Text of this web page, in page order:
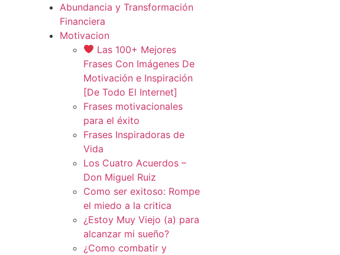
Abundancia y Transformación
Financiera
Motivacion
Las 100+ Mejores
Frases Con Imágenes De
Motivación e Inspiración
[De Todo El Internet]
Frases motivacionales
para el éxito
Frases Inspiradoras de
Vida
Los Cuatro Acuerdos –
Don Miguel Ruiz
Como ser exitoso: Rompe
el miedo a la critica
¿Estoy Muy Viejo (a) para
alcanzar mi sueño?
¿Como combatir y